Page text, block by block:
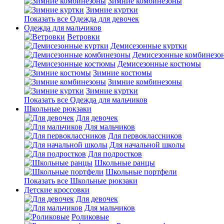
Зимние куртки
Показать все Одежда для девочек
Одежда для мальчиков
Ветровки
Демисезонные куртки
Демисезонные
Демисезонные костюмы
Зимние костюмы
Зимние комбинезоны
Зимние куртки
Показать все Одежда для мальчиков
Школьные рюкзаки
Для девочек
Для мальчиков
Для первоклассников
Для начальной школы
Для подростков
Школьные ранцы
Школьные портфели
Показать все Школьные рюкзаки
Детские кроссовки
Для девочек
Для мальчиков
Роликовые